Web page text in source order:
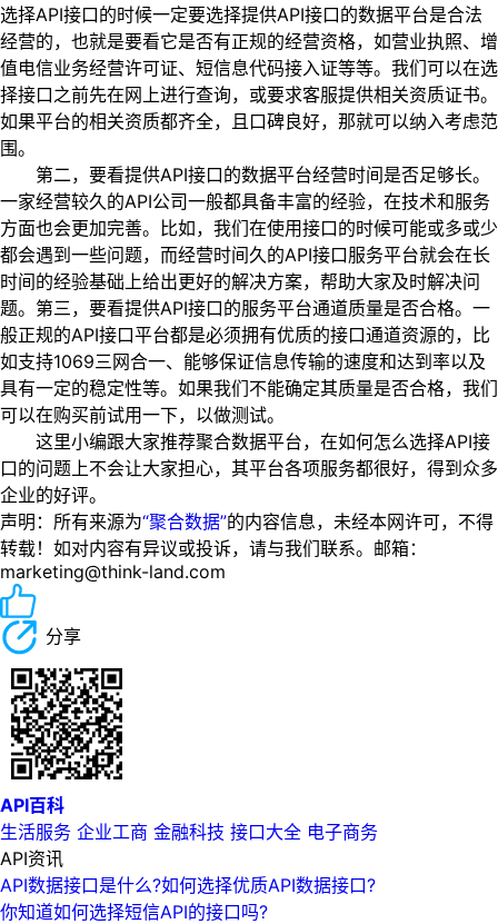
选择API接口的时候一定要选择提供API接口的数据平台是合法
经营的，也就是要看它是否有正规的经营资格，如营业执照、增
值电信业务经营许可证、短信息代码接入证等等。我们可以在选
择接口之前先在网上进行查询，或要求客服提供相关资质证书。
如果平台的相关资质都齐全，且口碑良好，那就可以纳入考虑范
围。
第二，要看提供API接口的数据平台经营时间是否足够长。
一家经营较久的API公司一般都具备丰富的经验，在技术和服务
方面也会更加完善。比如，我们在使用接口的时候可能或多或少
都会遇到一些问题，而经营时间久的API接口服务平台就会在长
时间的经验基础上给出更好的解决方案，帮助大家及时解决问
题。第三，要看提供API接口的服务平台通道质量是否合格。一
般正规的API接口平台都是必须拥有优质的接口通道资源的，比
如支持1069三网合一、能够保证信息传输的速度和达到率以及
具有一定的稳定性等。如果我们不能确定其质量是否合格，我们
可以在购买前试用一下，以做测试。
这里小编跟大家推荐聚合数据平台，在如何怎么选择API接
口的问题上不会让大家担心，其平台各项服务都很好，得到众多
企业的好评。
声明：所有来源为“聚合数据”的内容信息，未经本网许可，不得
转载！如对内容有异议或投诉，请与我们联系。邮箱：
marketing@think-land.com
分享
API百科
生活服务 企业工商 金融科技 接口大全 电子商务
API资讯
API数据接口是什么?如何选择优质API数据接口?
你知道如何选择短信API的接口吗?